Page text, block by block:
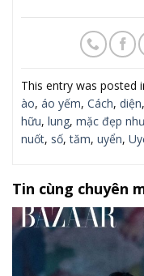
This entry was posted
ào, áo yếm, Cách, diện,
hữu, lung, mặc đẹp
nuốt, số,tăm, uyển,
Tin cùng chuyên